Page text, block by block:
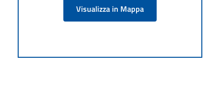
Visualizza in Mappa